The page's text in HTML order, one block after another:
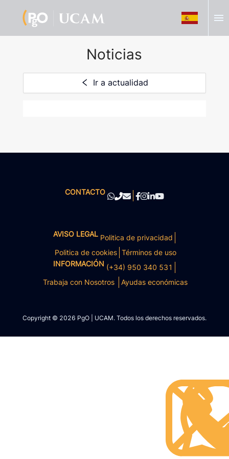
menu
Noticias
Ir a actualidad
CONTACTO
AVISO LEGAL Politica de privacidad
Politica de cookies Términos de uso
INFORMACIÓN (+34) 950 340 531
Trabaja con Nosotros
Ayudas económicas
Copyright © 2026 PgO | UCAM. Todos los derechos reservados.